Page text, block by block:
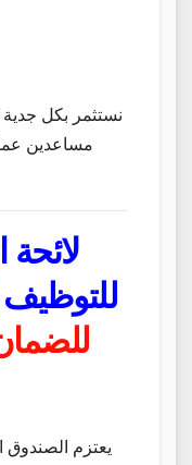
نستثمر بكل جدية
مساعدين
لائحة
للتوظيف
يعتزم الصندوق